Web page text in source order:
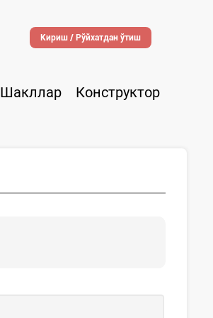
Кириш / Рўйхатдан ўтиш
Шакллар
Конструктор